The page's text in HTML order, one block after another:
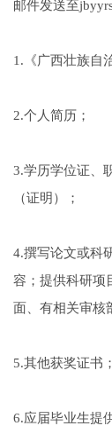
邮件发送至
1.《广西壮族自
2.个人简历；
3.学历学位证、
（证明）；
4.撰写论文或科
容；提供科研项
面、有相关审核
5.其他获奖证书；
6.应届毕业生提